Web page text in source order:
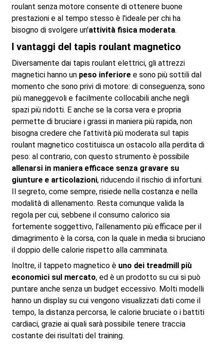
roulant senza motore consente di ottenere buone
prestazioni e al tempo stesso è l'ideale per chi ha
bisogno di svolgere un'attività fisica moderata.
I vantaggi del tapis roulant magnetico
Diversamente dai tapis roulant elettrici, gli attrezzi
magnetici hanno un peso inferiore e sono più sottili dal
momento che sono privi di motore: di conseguenza, sono
più maneggevoli e facilmente collocabili anche negli
spazi più ridotti. E anche se la corsa vera e propria
permette di bruciare i grassi in maniera più rapida, non
bisogna credere che l’attività più moderata sul tapis
roulant magnetico costituisca un ostacolo alla perdita di
peso: al contrario, con questo strumento è possibile
allenarsi in maniera efficace senza gravare su
giunture e articolazioni, riducendo il rischio di infortuni.
Il segreto, come sempre, risiede nella costanza e nella
modalità di allenamento. Resta comunque valida la
regola per cui, sebbene il consumo calorico sia
fortemente soggettivo, l’allenamento più efficace per il
dimagrimento è la corsa, con la quale in media si bruciano
il doppio delle calorie rispetto alla camminata.
Inoltre, il tappeto magnetico è uno dei treadmill più
economici sul mercato, ed è un prodotto su cui si può
puntare anche senza un budget eccessivo. Molti modelli
hanno un display su cui vengono visualizzati dati come il
tempo, la distanza percorsa, le calorie bruciate o i battiti
cardiaci, grazie ai quali sarà possibile tenere traccia
costante dei risultati del training.